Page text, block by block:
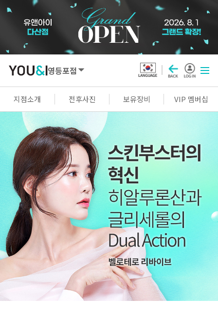
영등포점
지점소개 전후사진 보유장비 VIP 멤버십
SEOUL
강남점 선릉점
명동점 홍대신촌점
건대점 구로점 여의도점 천호점
목동점 창동점
GYEONGGI / INCHEON
수원점 판교점 광교점 광명점
산본점 부천점 일산점 다산점
인천검단점 동탄점 평택점
부평점 안산점